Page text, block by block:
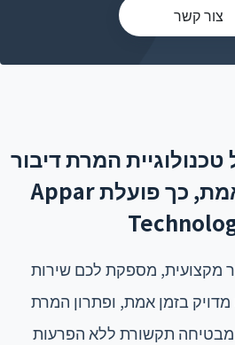
צור קשר
המרת דיבור
לטקסט בזמן אמת, כך פועלת Appar
מקצועית, מספקת לכם שירות
בזמן אמת, ופתרון המרת
תקשורת ללא הפרעות